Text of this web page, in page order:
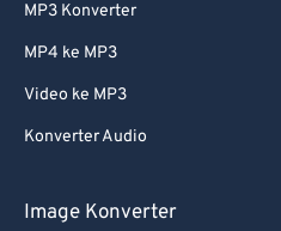
MP3 Konverter
MP4 ke MP3
Video ke MP3
Konverter Audio
Image Konverter